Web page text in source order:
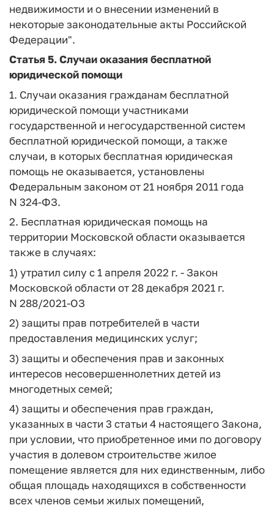
недвижимости и о внесении изменений в
некоторые законодательные акты Российской
Федерации".
Статья 5.Случаи оказания бесплатной
юридической помощи
1. Случаи оказания гражданам бесплатной
юридической помощи участниками
государственной и негосударственной систем
бесплатной юридической помощи, а также
случаи, в которых бесплатная юридическая
помощь не оказывается, установлены
Федеральным законом от 21 ноября 2011 года
N 324-ФЗ.
2. Бесплатная юридическая помощь на
территории Московской области оказывается
также в случаях:
1) утратил силу с 1 апреля 2022 г. - Закон
Московской области от 28 декабря 2021 г.
N 288/2021-ОЗ
2) защиты прав потребителей в части
предоставления медицинских услуг;
3) защиты и обеспечения прав и законных
интересов несовершеннолетних детей из
многодетных семей;
4) защиты и обеспечения прав граждан,
указанных в части 3 статьи 4 настоящего Закона,
при условии, что приобретенное ими по договору
участия в долевом строительстве жилое
помещение является для них единственным, либо
общая площадь находящихся в собственности
всех членов семьи жилых помещений,